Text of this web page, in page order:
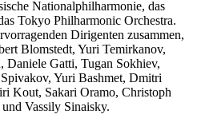
Nationalphilharmonie, das
Tokyo Philharmonic Orchestra.
Dirigenten zusammen,
Blomstedt, Yuri Temirkanov,
Gatti, Tugan Sokhiev,
Yuri Bashmet, Dmitri
Kout, Sakari Oramo, Christoph
Vassily Sinaisky.